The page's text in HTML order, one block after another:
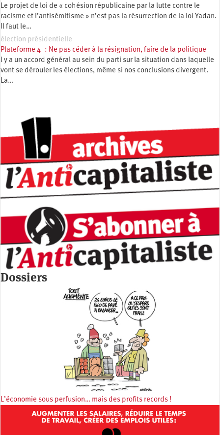
Le projet de loi de « cohésion républicaine par la lutte contre le
racisme et l’antisémitisme » n’est pas la résurrection de la loi Yadan.
Il faut le…
élection présidentielle
Plateforme 4 : Ne pas céder à la résignation, faire de la politique
l y a un accord général au sein du parti sur la situation dans laquelle
vont se dérouler les élections, même si nos conclusions divergent.
La…
Dossiers
L’économie sous perfusion… mais des profits records !